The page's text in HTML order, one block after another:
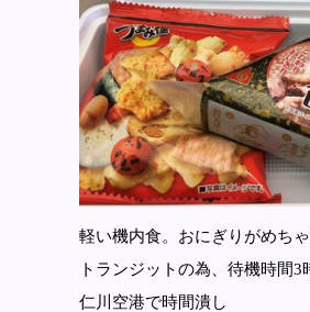
軽い機内食。おにぎりがめち
トランジットの為、待機時間3
仁川空港で時間潰し